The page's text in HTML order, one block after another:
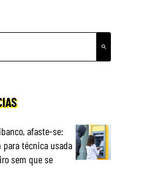
afaste-se:
técnica usada
sem que se